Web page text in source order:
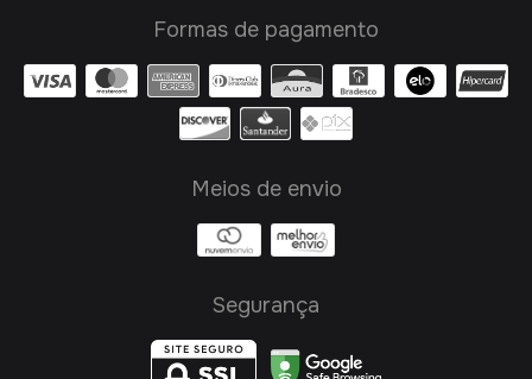
Formas de pagamento
Meios de envio
Segurança